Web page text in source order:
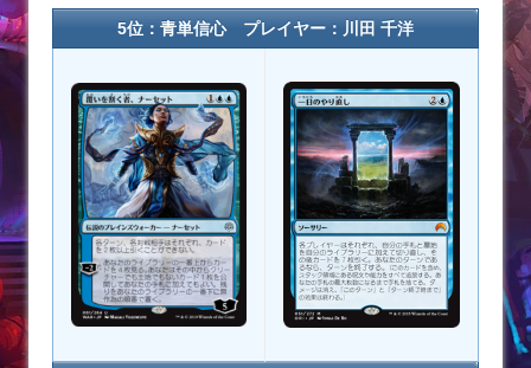
5位：青単信心 プレイヤー：川田 千洋